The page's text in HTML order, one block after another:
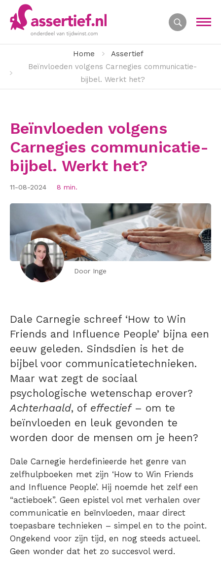
Home
Assertief
Beïnvloeden volgens Carnegies communicatie-
bijbel. Werkt het?
Beïnvloeden volgens
Carnegies communicatie-
bijbel. Werkt het?
11-08-2024 8 min.
Door Inge
Dale Carnegie schreef ‘How to Win
Friends and Influence People’ bijna een
eeuw geleden. Sindsdien is het de
bijbel voor communicatietechnieken.
Maar wat zegt de sociaal
psychologische wetenschap erover?
Achterhaald, of effectief– om te
beïnvloeden en leuk gevonden te
worden door de mensen om je heen?
Dale Carnegie herdefinieerde het genre van
zelfhulpboeken met zijn ‘How to Win Friends
and Influence People’. Hij noemde het zelf een
“actieboek”. Geen epistel vol met verhalen over
communicatie en beïnvloeden, maar direct
toepasbare technieken – simpel en to the point.
Ongekend voor zijn tijd, en nog steeds actueel.
Geen wonder dat het zo succesvol werd.